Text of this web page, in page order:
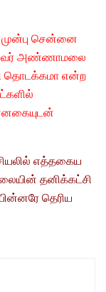
முன்பு சென்னை
அண்ணாமலை
தொடக்கமா என்ற
எத்தகைய
தனிக்கட்சி
தெரிய